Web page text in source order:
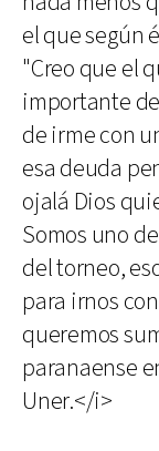
el que según
"Creo que el
importante
de irme con
esa deuda
ojalá Dios
Somos uno
del torneo,
para irnos
queremos
paranaense
Uner.</i>